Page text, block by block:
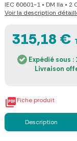
IEC 60601-1 • DM IIa • 2
Voir la description
315,18 €
Expédié sous :
Livraison
Fiche produit
Description